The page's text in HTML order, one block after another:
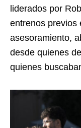
liderados por
entrenos previos
asesoramiento,
desde quienes
quienes